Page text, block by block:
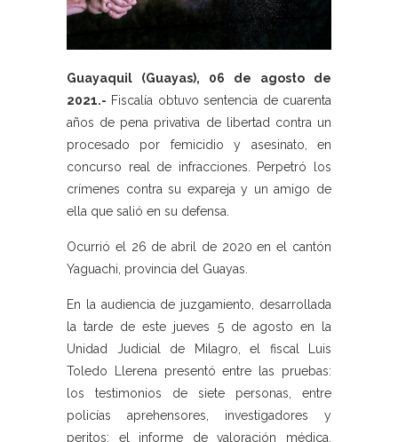
Guayaquil (Guayas), 06 de agosto de
2021.- Fiscalía obtuvo sentencia de cuarenta
años de pena privativa de libertad contra un
procesado por femicidio y asesinato, en
concurso real de infracciones. Perpetró los
crímenes contra su expareja y un amigo de
ella que salió en su defensa.
Ocurrió el 26 de abril de 2020 en el cantón
Yaguachi, provincia del Guayas.
En la audiencia de juzgamiento, desarrollada
la tarde de este jueves 5 de agosto en la
Unidad Judicial de Milagro, el fiscal Luis
Toledo Llerena presentó entre las pruebas:
los testimonios de siete personas, entre
policías aprehensores, investigadores y
peritos; el informe de valoración médica,